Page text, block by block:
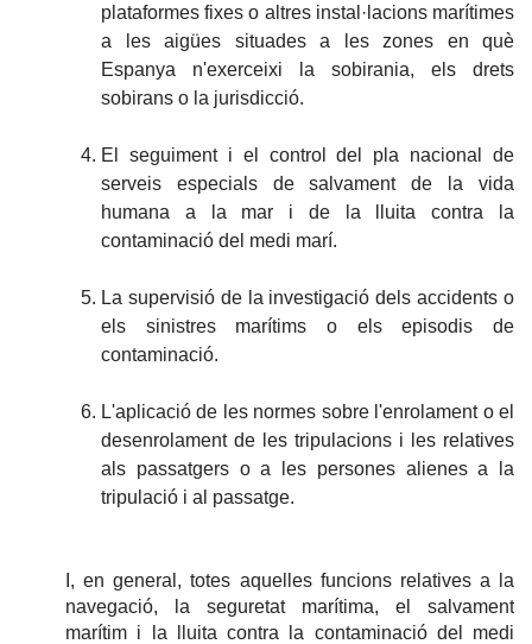
plataformes fixes o altres instal·lacions marítimes
a les aigües situades a les zones en què
Espanya n'exerceixi la sobirania, els drets
sobirans o la jurisdicció.
El seguiment i el control del pla nacional de
serveis especials de salvament de la vida
humana a la mar i de la lluita contra la
contaminació del medi marí.
La supervisió de la investigació dels accidents o
els sinistres marítims o els episodis de
contaminació.
L'aplicació de les normes sobre l'enrolament o el
desenrolament de les tripulacions i les relatives
als passatgers o a les persones alienes a la
tripulació i al passatge.
I, en general, totes aquelles funcions relatives a la
navegació, la seguretat marítima, el salvament
marítim i la lluita contra la contaminació del medi